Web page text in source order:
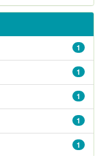
1
1
1
1
1